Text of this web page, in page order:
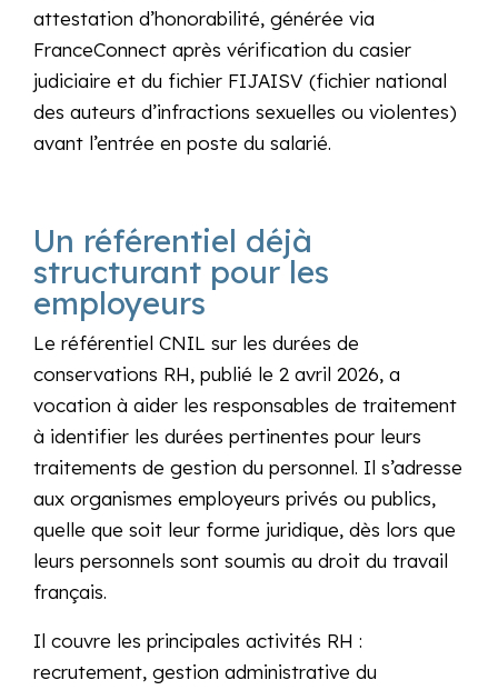
attestation d’honorabilité, générée via
FranceConnect après vérification du casier
judiciaire et du fichier FIJAISV (fichier national
des auteurs d’infractions sexuelles ou violentes)
avant l’entrée en poste du salarié.
Un référentiel déjà
structurant pour les
employeurs
Le référentiel CNIL sur les durées de
conservations RH, publié le 2 avril 2026, a
vocation à aider les responsables de traitement
à identifier les durées pertinentes pour leurs
traitements de gestion du personnel. Il s’adresse
aux organismes employeurs privés ou publics,
quelle que soit leur forme juridique, dès lors que
leurs personnels sont soumis au droit du travail
français.
Il couvre les principales activités RH :
recrutement, gestion administrative du